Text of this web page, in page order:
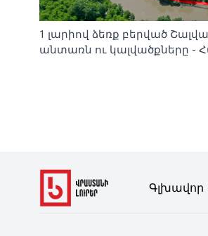
1 լարիով ձեռք բերված
անտառն ու կալվածքները -
Գլխավոր